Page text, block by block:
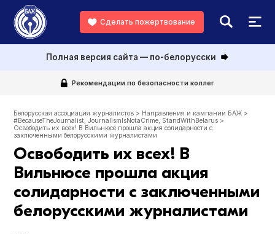
Сделать пожертвование
Полная версия сайта — по-белорусски
Рекомендации по безопасности коллег
Белорусская ассоциация журналистов > Направления и кампании БАЖ >
#BecauseTheJournalist ,JournalismIsNotaCrime StandWithBelarus >
Освободить их всех! В Вильнюсе прошла акция солидарности с
заключенными белорусскими журналистами
Освободить их всех! В
Вильнюсе прошла акция
солидарности с заключенными
белорусскими журналистами